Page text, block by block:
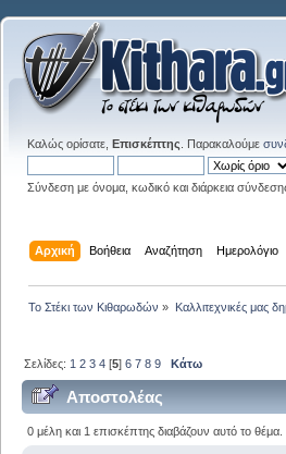
Καλώς ορίσατε, Επισκέπτης . Παρακαλούμε
Σύνδεση με όνομα, κωδικό και διάρκεια
Αρχική Βοήθεια Αναζήτηση Ημερολόγιο
Το Στέκι των Κιθαρωδών » Καλλιτεχνικές μας
Σελίδες: 1 2 3 4 [5]6 7 8 9 Κάτω
Αποστολέας
0 μέλη και 1 επισκέπτης διαβάζουν αυτό το θέμα.